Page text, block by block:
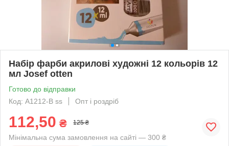
Набір фарби акрилові художні 12 кольорів 12
мл Josef otten
Готово до відправки
Код: А1212-В ss
Опт і роздріб
112,50 ₴ 125 ₴
Мінімальна сума замовлення на сайті — 300 ₴